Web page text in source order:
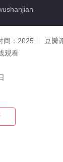
间： 2025 豆瓣
观看